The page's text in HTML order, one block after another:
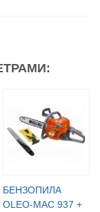
БЕНЗОПИЛА
OLEO-МАC 937 +